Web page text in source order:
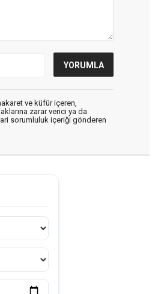
ve küfür içeren,
zarar verici ya da
sorumluluk içeriği gönderen